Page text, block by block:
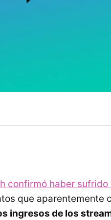
confirmó haber sufrido
que aparentemente
ingresos de los